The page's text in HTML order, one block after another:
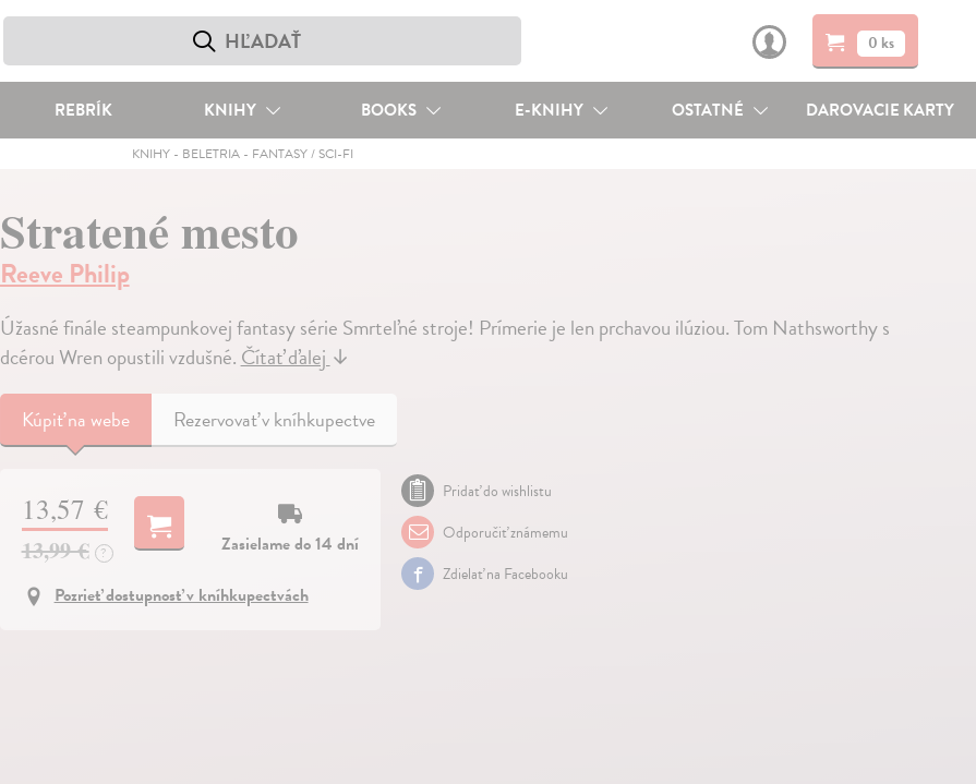
0 ks
REBRÍK KNIHY BOOKS E-KNIHY OSTATNÉ DAROVACIE KARTY
KNIHY - BELETRIA - FANTASY / SCI-FI
Stratené mesto
Reeve Philip
Úžasné finále steampunkovej fantasy série Smrteľné stroje! Prímerie je len prchavou ilúziou. Tom Nathsworthy s
dcérou Wren opustili vzdušné.Čítať ďalej↓
Kúpiťna webe Rezervovať v kníhkupectve
13,57 €
13,99 € ?
Zasielame do 14 dní
Pozrieť dostupnosť v kníhkupectvách
Pridať do wishlistu
Odporučiť známemu
Zdielať na Facebooku